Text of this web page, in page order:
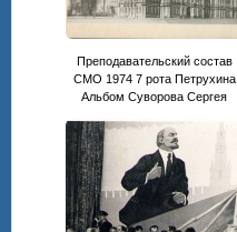
Преподавательский состав
СМО 1974 7 рота Петрухина
Альбом Суворова Сергея